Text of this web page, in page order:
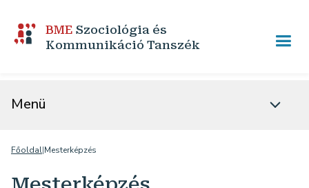
BME Szociológia és
Kommunikáció Tanszék
Menü
Főoldal|Mesterképzés